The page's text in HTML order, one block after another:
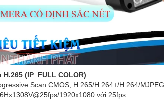
H.265 (IP FULL COLOR)
Scan CMOS; H.265/H.264+/H.264/MJPEG
1920x1080 với 25fps